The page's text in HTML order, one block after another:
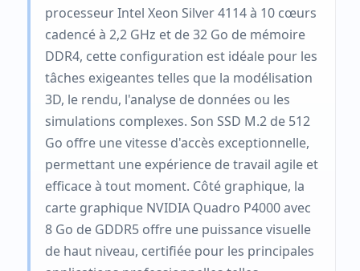
processeur Intel Xeon Silver 4114 à 10 cœurs
cadencé à 2,2 GHz et de 32 Go de mémoire
DDR4, cette configuration est idéale pour les
tâches exigeantes telles que la modélisation
3D, le rendu, l'analyse de données ou les
simulations complexes. Son SSD M.2 de 512
Go offre une vitesse d'accès exceptionnelle,
permettant une expérience de travail agile et
efficace à tout moment. Côté graphique, la
carte graphique NVIDIA Quadro P4000 avec
8 Go de GDDR5 offre une puissance visuelle
de haut niveau, certifiée pour les principales